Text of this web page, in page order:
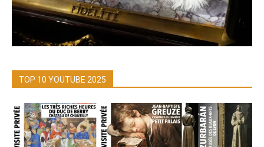
TOP 10 YOUTUBE 2025